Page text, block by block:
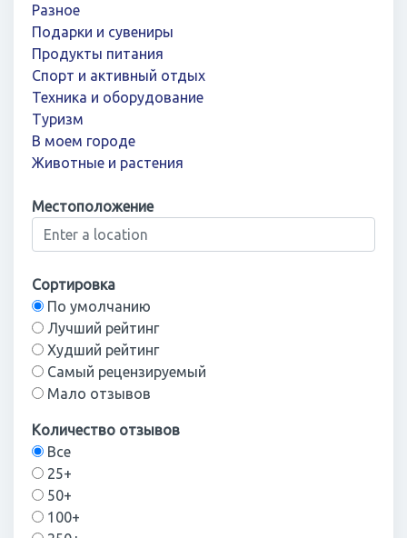
Разное
Подарки и сувениры
Продукты питания
Спорт и активный отдых
Техника и оборудование
Туризм
В моем городе
Животные и растения
Местоположение
Сортировка
По умолчанию
Лучший рейтинг
Худший рейтинг
Самый рецензируемый
Мало отзывов
Количество отзывов
Все
25+
50+
100+